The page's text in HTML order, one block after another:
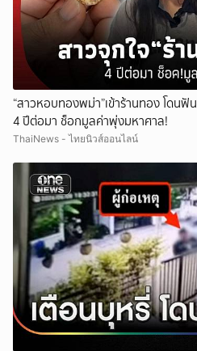
“สาวหอบทองพม่า”เข้าร้านทอง โดนฟั
4 ปีต่อมา ช็อกมูลค่าพุ่งมหาศาล!
ThaiNews - ไทยนิวส์ออนไลน์